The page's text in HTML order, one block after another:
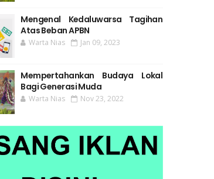
Mengenal Kedaluwarsa Tagihan
Atas Beban APBN
Warta Nias Jan 09, 2023
Mempertahankan Budaya Lokal
Bagi Generasi Muda
Warta Nias Nov 23, 2022